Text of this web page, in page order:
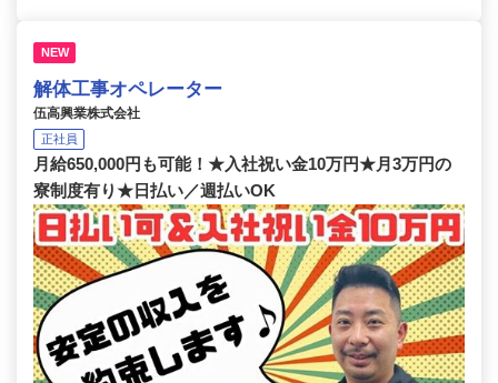
NEW
解体工事オペレーター
伍高興業株式会社
正社員
月給650,000円も可能！★入社祝い金10万円★月3万円の
寮制度有り★日払い／週払いOK